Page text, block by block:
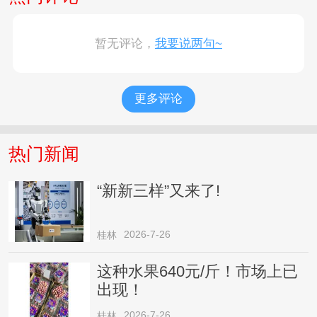
暂无评论， 我要说两句~
更多评论
热门新闻
“新新三样”又来了!
桂林 2026-7-26
这种水果640元/斤！市场上已
出现！